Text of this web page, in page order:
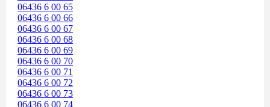
06436 6 00 65
06436 6 00 66
06436 6 00 67
06436 6 00 68
06436 6 00 69
06436 6 00 70
06436 6 00 71
06436 6 00 72
06436 6 00 73
06436 6 00 74